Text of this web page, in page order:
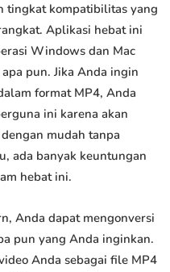
tingkat kompatibilitas yang
Aplikasi hebat ini
Windows dan Mac
pun. Jika Anda ingin
format MP4, Anda
ini karena akan
mudah tanpa
ada banyak keuntungan
hebat ini.
Anda dapat mengonversi
pun yang Anda inginkan.
Anda sebagai file MP4